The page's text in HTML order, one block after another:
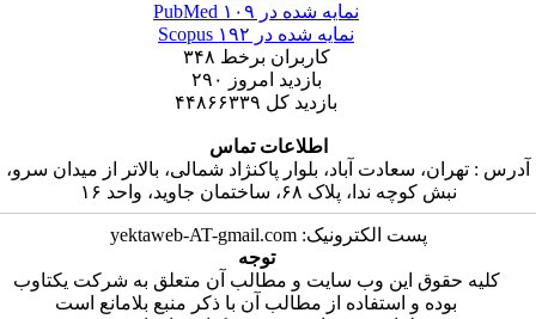
نمایه شده در PubMed ۱۰۹
نمایه شده در Scopus ۱۹۲
کاربران برخط ۳۴۸
بازدید امروز
۲۹۰
بازدید کل ۴۴۸۶۶۳۳۹
اطلاعات تماس
آدرس : تهران، سعادت آباد، بلوار پاکنژاد شمالی، بالاتر از میدان سرو،
نبش کوچه ندا، پلاک ۶۸، ساختمان جاوید، واحد ۱۶
پست الکترونیک: yektaweb-AT-gmail.com
توجه
کلیه حقوق این وب سایت و مطالب آن متعلق به شرکت یکتاوب
بوده و استفاده از مطالب آن با ذکر منبع بلامانع است